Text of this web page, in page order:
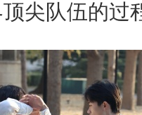
尖队伍的过